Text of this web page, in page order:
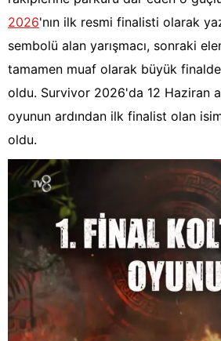
2026'nın ilk resmi finalisti olarak
sembolü alan yarışmacı, sonraki
tamamen muaf olarak büyük
oldu. Survivor 2026'da 12 Haziran
oyunun ardından ilk finalist olan
oldu.